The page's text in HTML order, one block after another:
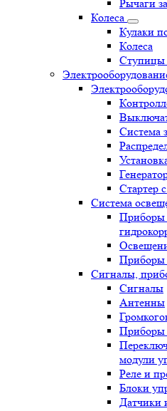
Рычаги
Колеса
Кулаки
Колеса
Ступицы
Система
Стартер
Система
Приборы
Приборы
Сигналы,
Сигналы
Антенны
Приборы
модули
Реле и
Блоки
Датчики